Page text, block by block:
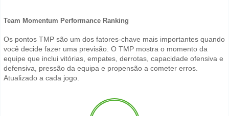
Team Momentum Performance Ranking
Os pontos TMP são um dos fatores-chave mais importantes quando
você decide fazer uma previsão. O TMP mostra o momento da
equipe que inclui vitórias, empates, derrotas, capacidade ofensiva e
defensiva, pressão da equipa e propensão a cometer erros.
Atualizado a cada jogo.